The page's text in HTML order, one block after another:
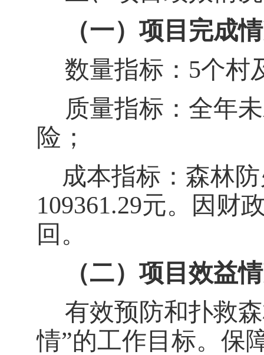
（一） 项目完成
数量指标： 5个村
质量指标：全年
险 ；
成本指标： 森林
109361.29元。因财
回。
（二） 项目效益
有效预防和扑救
情”的工作目标。保